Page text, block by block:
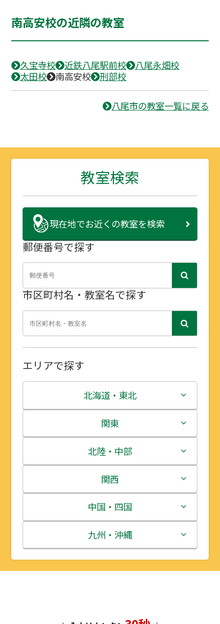
南高安校の近隣の教室
久宝寺校 近鉄八尾駅前校
八尾永畑校
太田校
南高安校 刑部校
八尾市の教室一覧に戻る
教室検索
現在地でお近くの教室を検索
郵便番号で探す
市区町村名・教室名で探す
エリアで探す
北海道・東北
北海道
青森県
岩手県
宮城県
秋田県
山形県
関東
茨城県
栃木県
群馬県
埼玉県
千葉県
北陸・中部
新潟県
富山県
石川県
福井県
関西
三重県
滋賀県
京都府
中国・四国
鳥取県
島根県
九州・沖縄
福岡県